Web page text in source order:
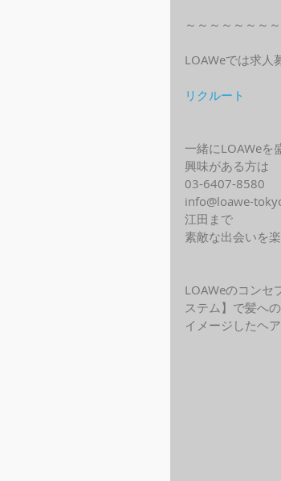
～～～～～～～
LOAWeでは求人
リクルート
一緒にLOAWeを
興味がある方は
03-6407-8580
info@loawe-
江田まで
素敵な出会いを
LOAWeのコンセ
ステム】で髪へ
イメージしたヘ